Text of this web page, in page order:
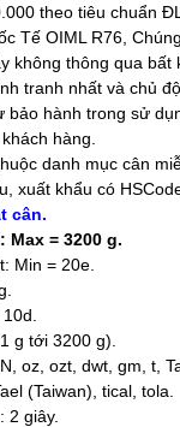
theo tiêu chuẩn
Tế OIML R76,
không thông qua bất
tranh nhất và chủ
bảo hành trong sử
hàng.
danh mục cân
xuất khẩu có
cân.
: Max = 3200 g.
Min = 20e.
g tới 3200 g).
oz, ozt, dwt, gm, t,
(Taiwan), tical, tola.
2 giây.